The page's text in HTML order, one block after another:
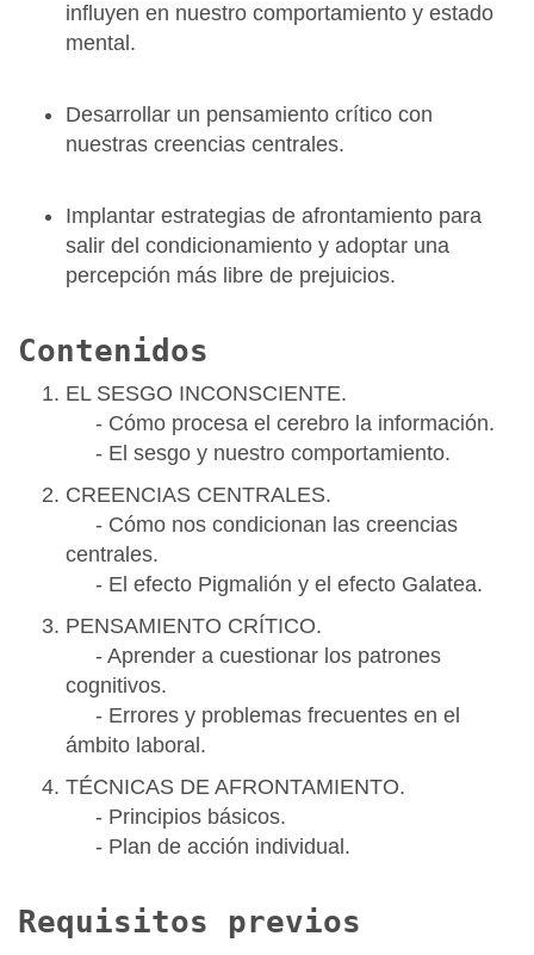
influyen en nuestro comportamiento y estado
mental.
Desarrollar un pensamiento crítico con
nuestras creencias centrales.
Implantar estrategias de afrontamiento para
salir del condicionamiento y adoptar una
percepción más libre de prejuicios.
Contenidos
EL SESGO INCONSCIENTE.
- Cómo procesa el cerebro la información.
- El sesgo y nuestro comportamiento.
CREENCIAS CENTRALES.
- Cómo nos condicionan las creencias
centrales.
- El efecto Pigmalión y el efecto Galatea.
PENSAMIENTO CRÍTICO.
- Aprender a cuestionar los patrones
cognitivos.
- Errores y problemas frecuentes en el
ámbito laboral.
TÉCNICAS DE AFRONTAMIENTO.
- Principios básicos.
- Plan de acción individual.
Requisitos previos